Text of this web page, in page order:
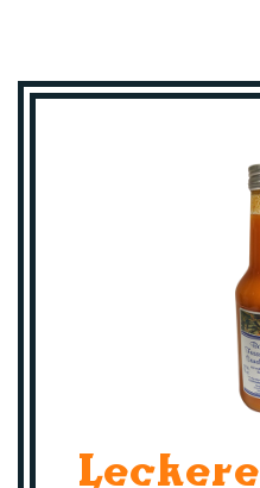
Leckere